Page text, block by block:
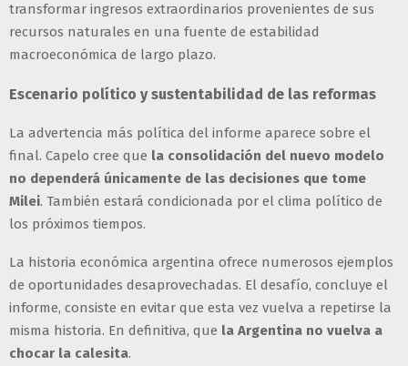
transformar ingresos extraordinarios provenientes de sus
recursos naturales en una fuente de estabilidad
macroeconómica de largo plazo.
Escenario político y sustentabilidad de las reformas
La advertencia más política del informe aparece sobre el
final. Capelo cree que la consolidación del nuevo modelo
no dependerá únicamente de las decisiones que tome
Milei. También estará condicionada por el clima político de
los próximos tiempos.
La historia económica argentina ofrece numerosos ejemplos
de oportunidades desaprovechadas. El desafío, concluye el
informe, consiste en evitar que esta vez vuelva a repetirse la
misma historia. En definitiva, que la Argentina no vuelva a
chocar la calesita.